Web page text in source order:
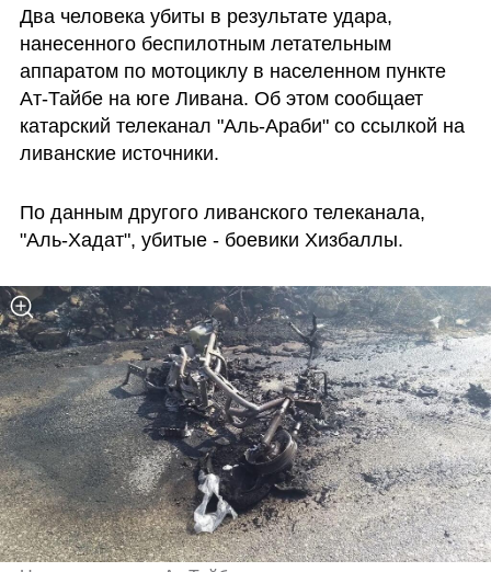
Два человека убиты в результате удара,
нанесенного беспилотным летательным
аппаратом по мотоциклу в населенном пункте
Ат-Тайбе на юге Ливана. Об этом сообщает
катарский телеканал "Аль-Араби" со ссылкой на
ливанские источники.
По данным другого ливанского телеканала,
"Аль-Хадат", убитые - боевики Хизбаллы.